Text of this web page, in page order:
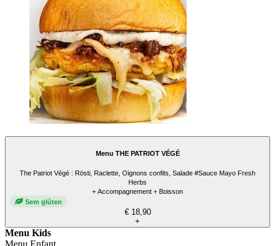
Menu THE PATRIOT VÉGÉ
The Patriot Végé : Rösti, Raclette, Oignons confits, Salade #Sauce Mayo Fresh
Herbs
+ Accompagnement + Boisson
Sem glúten
€ 18,90
+
Menu Kids
Menu Enfant